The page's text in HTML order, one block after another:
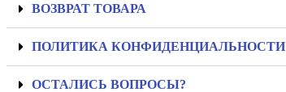
ВОЗВРАТ ТОВАРА
ПОЛИТИКА КОНФИДЕНЦИАЛЬНОСТИ
ОСТАЛИСЬ ВОПРОСЫ?